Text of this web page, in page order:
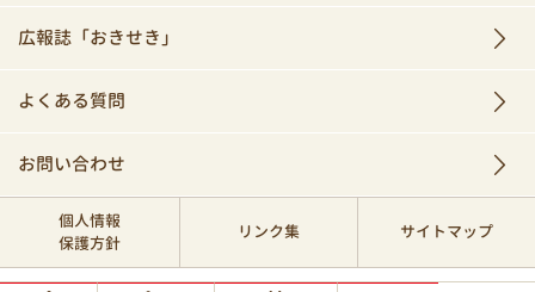
広報誌「おきせき」
よくある質問
お問い合わせ
個人情報
保護方針
リンク集 サイトマップ